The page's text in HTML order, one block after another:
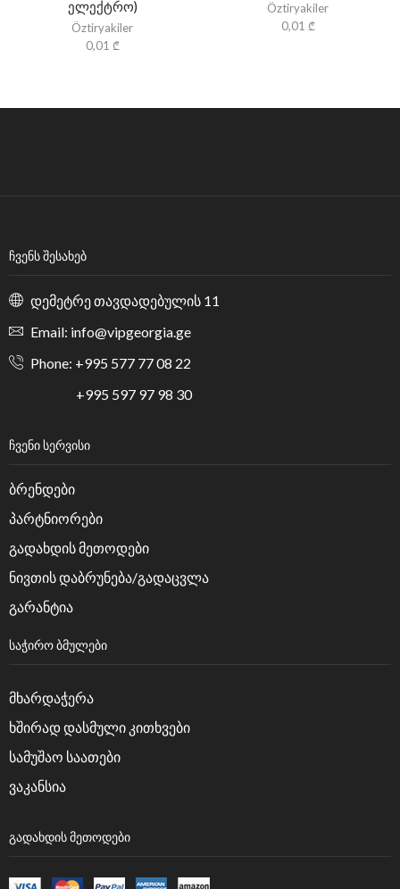
ელექტრო)
Öztiryakiler
0,01 ₾
Öztiryakiler
0,01 ₾
ᲩᲕᲔᲜᲡ ᲨᲔᲡᲐᲮᲔᲑ
დემეტრე თავდადებულის 11
Email: info@vipgeorgia.ge
Phone: +995 577 77 08 22
+995 597 97 98 30
ᲩᲕᲔᲜᲘ ᲡᲔᲠᲕᲘᲡᲘ
ბრენდები
პარტნიორები
გადახდის მეთოდები
ნივთის დაბრუნება/გადაცვლა
გარანტია
ᲡᲐᲭᲘᲠᲝ ᲑᲛᲣᲚᲔᲑᲘ
მხარდაჭერა
ხშირად დასმული კითხვები
სამუშაო საათები
ვაკანსია
ᲒᲐᲓᲐᲮᲓᲘᲡ ᲛᲔᲗᲝᲓᲔᲑᲘ